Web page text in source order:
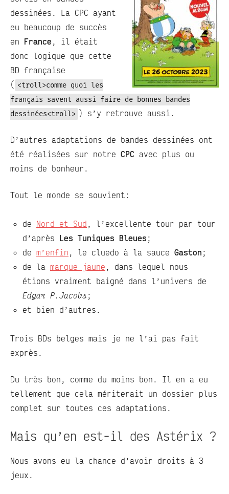
dessinées. La CPC ayant
eu beaucoup de succès
en France, il était
donc logique que cette
BD française
( <troll>comme quoi les
français savent aussi faire de bonnes bandes
dessinées<troll> ) s’y retrouve aussi.
D’autres adaptations de bandes dessinées ont
été réalisées sur notre CPC avec plus ou
moins de bonheur.
Tout le monde se souvient:
de Nord et Sud , l’excellente tour par tour
d’après Les Tuniques Bleues ;
de m’enfin , le cluedo à la sauce Gaston ;
de la marque jaune , dans lequel nous
étions vraiment baigné dans l’univers de
Edgar P.Jacobs ;
et bien d’autres.
Trois BDs belges mais je ne l’ai pas fait
exprès.
Du très bon, comme du moins bon. Il en a eu
tellement que cela mériterait un dossier plus
complet sur toutes ces adaptations.
Mais qu’en est-il des Astérix ?
Nous avons eu la chance d’avoir droits à 3
jeux.